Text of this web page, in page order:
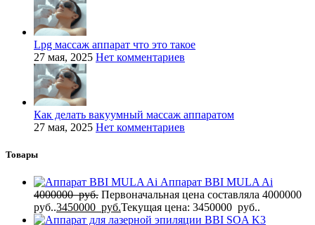
Lpg массаж аппарат что это такое
27 мая, 2025 Нет комментариев
Как делать вакуумный массаж аппаратом
27 мая, 2025 Нет комментариев
Товары
Аппарат BBI MULA Ai
4000000руб. Первоначальная цена составляла 4000000
руб..3450000 руб.Текущая цена: 3450000 руб..